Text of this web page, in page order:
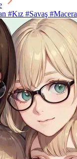
#Kız #Savaş #Macera